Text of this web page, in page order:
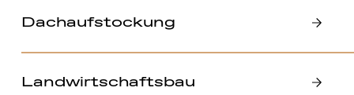
Dachaufstockung
Landwirtschaftsbau